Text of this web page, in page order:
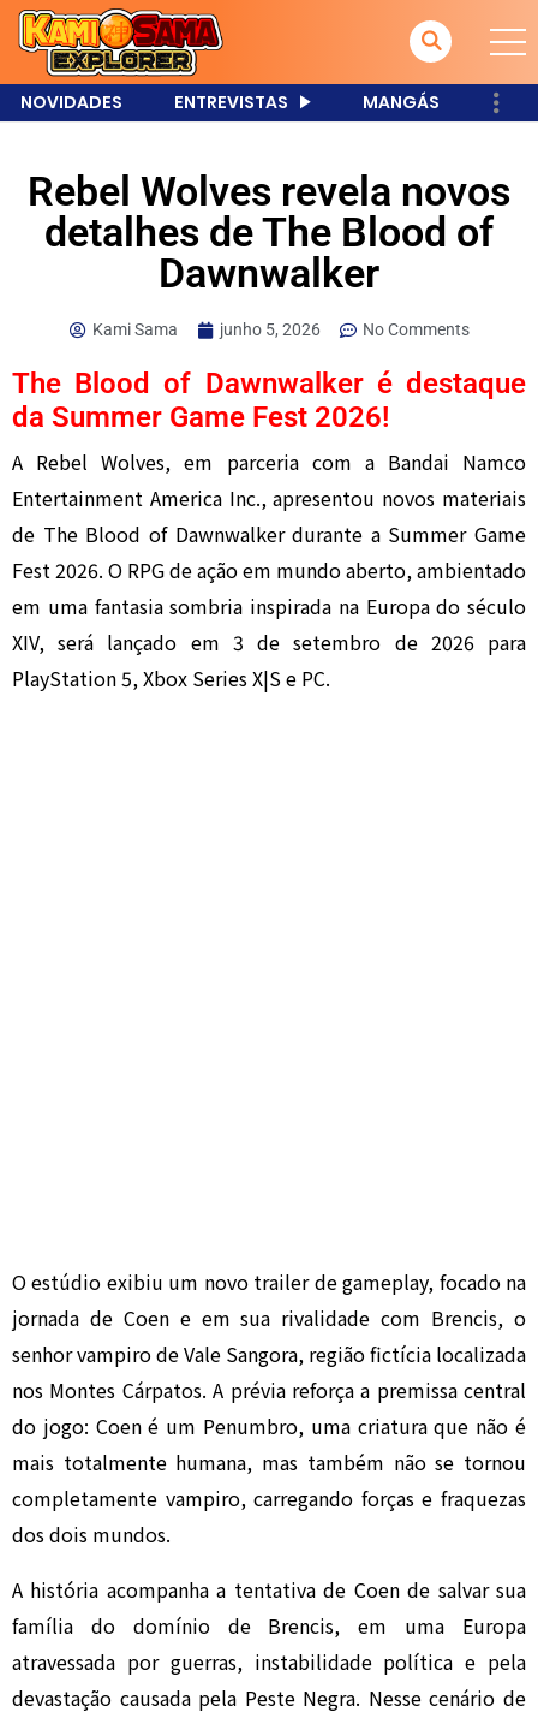
NOVIDADES ENTREVISTAS MANGÁS
Rebel Wolves revela novos
detalhes de The Blood of
Dawnwalker
Kami Sama junho 5, 2026 No Comments
The Blood of Dawnwalker é destaque
da Summer Game Fest 2026!
A Rebel Wolves, em parceria com a Bandai Namco
Entertainment America Inc., apresentou novos materiais
de The Blood of Dawnwalker durante a Summer Game
Fest 2026. O RPG de ação em mundo aberto, ambientado
em uma fantasia sombria inspirada na Europa do século
XIV, será lançado em 3 de setembro de 2026 para
PlayStation 5, Xbox Series X|S e PC.
O estúdio exibiu um novo trailer de gameplay, focado na
jornada de Coen e em sua rivalidade com Brencis, o
senhor vampiro de Vale Sangora, região fictícia localizada
nos Montes Cárpatos. A prévia reforça a premissa central
do jogo: Coen é um Penumbro, uma criatura que não é
mais totalmente humana, mas também não se tornou
completamente vampiro, carregando forças e fraquezas
dos dois mundos.
A história acompanha a tentativa de Coen de salvar sua
família do domínio de Brencis, em uma Europa
atravessada por guerras, instabilidade política e pela
devastação causada pela Peste Negra. Nesse cenário de